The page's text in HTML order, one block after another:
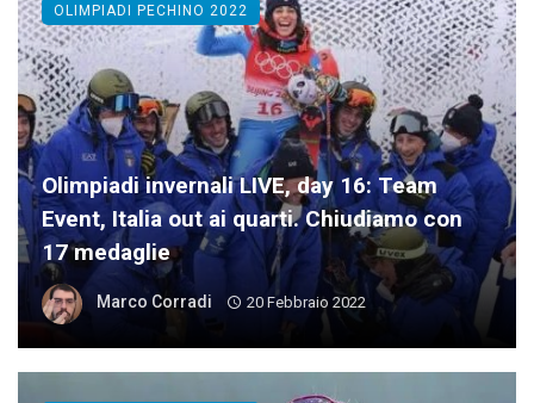
Olimpiadi invernali LIVE, day 16: Team
Event, Italia out ai quarti. Chiudiamo con
17 medaglie
Marco Corradi 20 Febbraio 2022
OLIMPIADI PECHINO 2022